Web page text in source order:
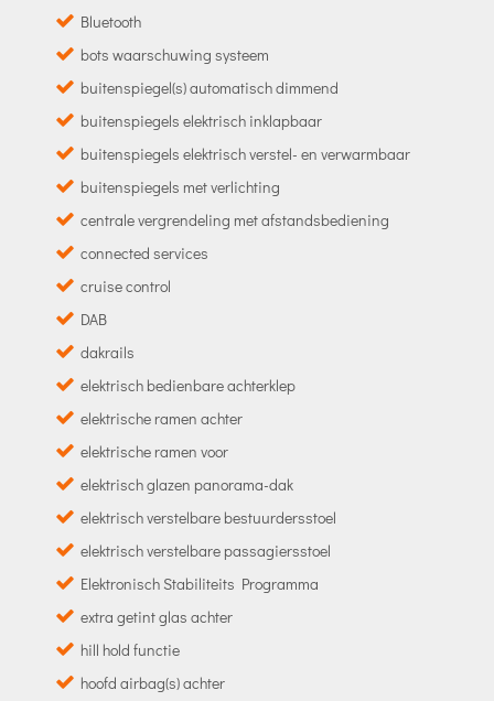
Bluetooth
bots waarschuwing systeem
buitenspiegel(s) automatisch dimmend
buitenspiegels elektrisch inklapbaar
buitenspiegels elektrisch verstel- en verwarmbaar
buitenspiegels met verlichting
centrale vergrendeling met afstandsbediening
connected services
cruise control
DAB
dakrails
elektrisch bedienbare achterklep
elektrische ramen achter
elektrische ramen voor
elektrisch glazen panorama-dak
elektrisch verstelbare bestuurdersstoel
elektrisch verstelbare passagiersstoel
Elektronisch Stabiliteits Programma
extra getint glas achter
hill hold functie
hoofd airbag(s) achter